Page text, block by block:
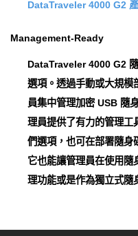
DataTraveler 4000 G2
Management-Ready
DataTraveler 4000 G2
選項。透過手動或大規模
員集中管理加密 USB 隨
理員提供了有力的管理工
們選項，也可在部署隨身
它也能讓管理員在使用
理功能或是作為獨立式隨